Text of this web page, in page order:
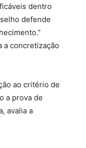
dentro
defende
a concretização
ao critério de
a prova de
avalia a